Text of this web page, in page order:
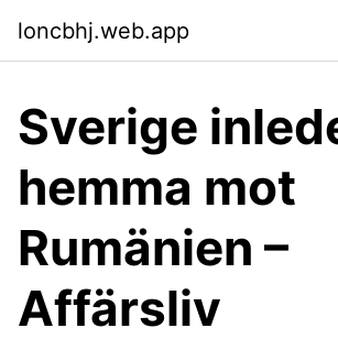
loncbhj.web.app
Sverige
hemma mot
Rumänien –
Affärsliv